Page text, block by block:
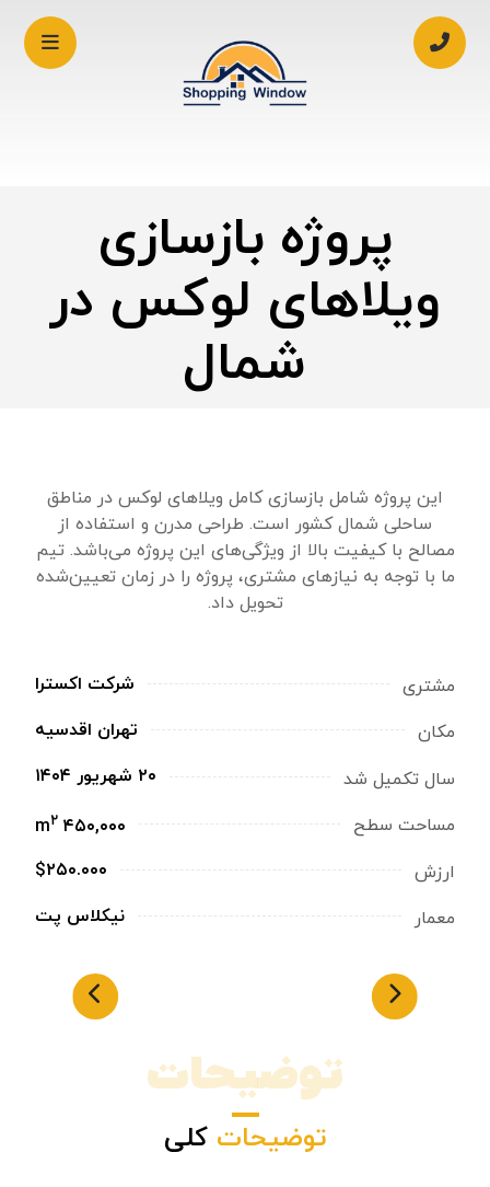
پروژه بازسازی
ویلاهای لوکس در
شمال
این پروژه شامل بازسازی کامل ویلاهای لوکس در مناطق
ساحلی شمال کشور است. طراحی مدرن و استفاده از
مصالح با کیفیت بالا از ویژگی‌های این پروژه می‌باشد. تیم
ما با توجه به نیازهای مشتری، پروژه را در زمان تعیین‌شده
تحویل داد.
مشتری شرکت اکسترا
مکان تهران اقدسیه
سال تکمیل شد ۲۰ شهریور ۱۴۰۴
مساحت سطح ۴۵۰,۰۰۰ m ۲
ارزش $۲۵۰.۰۰۰
معمار نیکلاس پت
توضیحات
توضیحات کلی